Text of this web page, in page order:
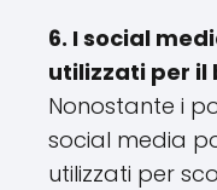
6. I social
utilizzati per il
Nonostante i
social media
utilizzati per